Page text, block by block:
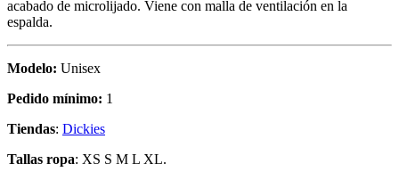
acabado de microlijado. Viene con malla de ventilación en la
espalda.
Modelo: Unisex
Pedido mínimo: 1
Tiendas: Dickies
Tallas ropa: XS S M L XL.